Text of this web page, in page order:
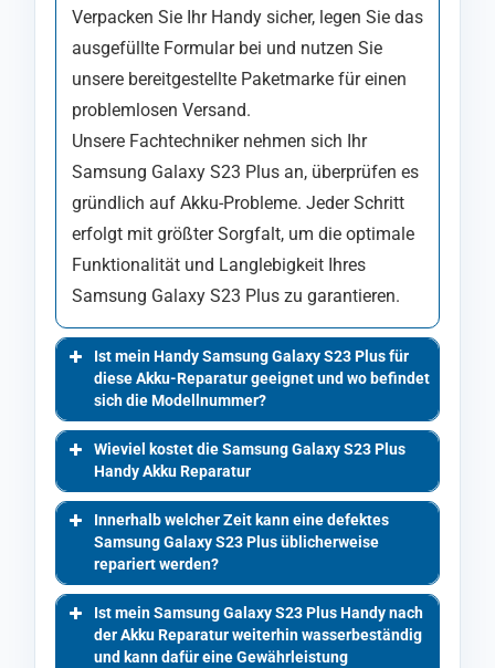
Verpacken Sie Ihr Handy sicher, legen Sie das
ausgefüllte Formular bei und nutzen Sie
unsere bereitgestellte Paketmarke für einen
problemlosen Versand.
Unsere Fachtechniker nehmen sich Ihr
Samsung Galaxy S23 Plus an, überprüfen es
gründlich auf Akku-Probleme. Jeder Schritt
erfolgt mit größter Sorgfalt, um die optimale
Funktionalität und Langlebigkeit Ihres
Samsung Galaxy S23 Plus zu garantieren.
Ist mein Handy Samsung Galaxy S23 Plus für
diese Akku-Reparatur geeignet und wo befindet
sich die Modellnummer?
Wieviel kostet die Samsung Galaxy S23 Plus
Handy Akku Reparatur
Innerhalb welcher Zeit kann eine defektes
Samsung Galaxy S23 Plus üblicherweise
repariert werden?
Ist mein Samsung Galaxy S23 Plus Handy nach
der Akku Reparatur weiterhin wasserbeständig
und kann dafür eine Gewährleistung